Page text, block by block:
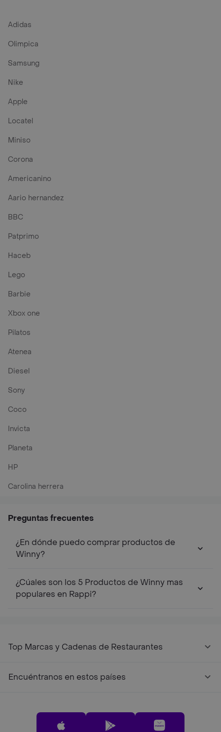
Adidas
Olimpica
Samsung
Nike
Apple
Locatel
Miniso
Corona
Americanino
Aario hernandez
BBC
Patprimo
Haceb
Lego
Barbie
Xbox one
Pilatos
Atenea
Diesel
Sony
Coco
Invicta
Planeta
HP
Carolina herrera
Preguntas frecuentes
¿En dónde puedo comprar productos de
Winny?
¿Cúales son los 5 Productos de Winny mas
populares en Rappi?
Top Marcas y Cadenas de Restaurantes
Encuéntranos en estos países